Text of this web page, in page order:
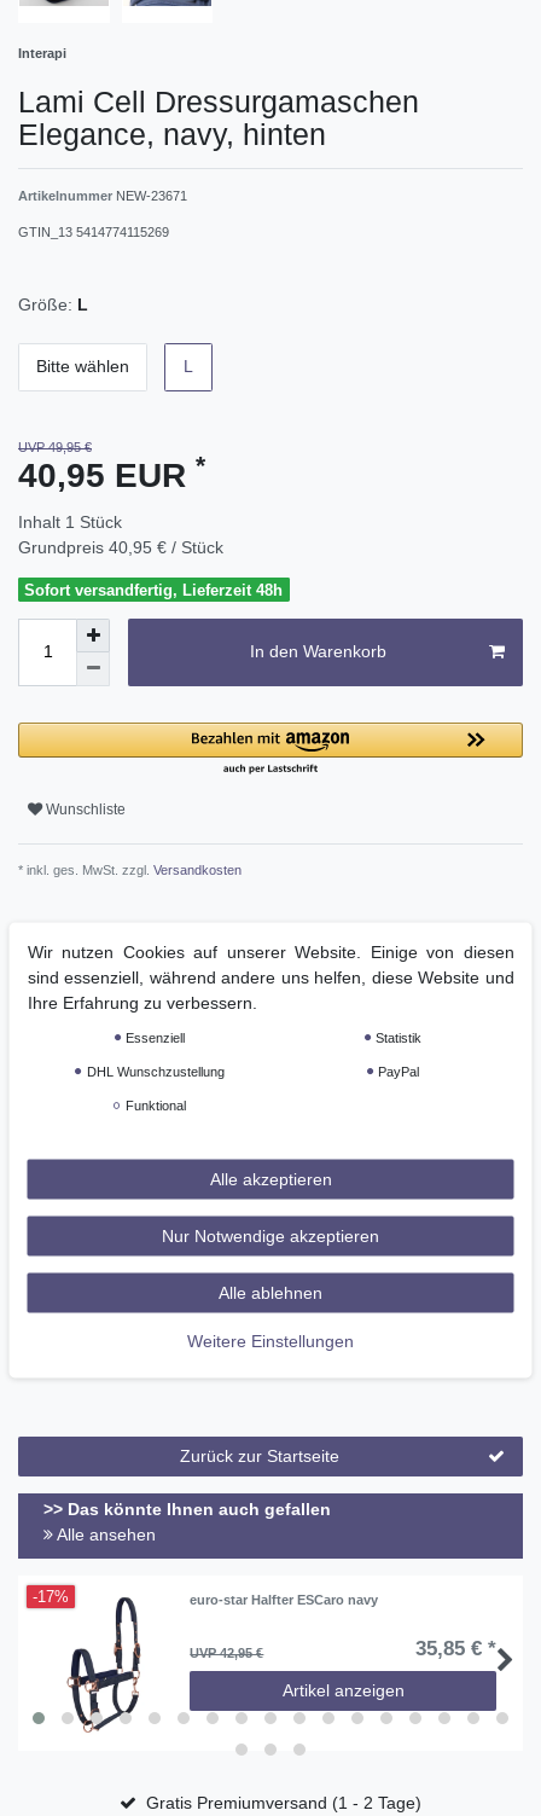
Interapi
Lami Cell Dressurgamaschen
Elegance, navy, hinten
Artikelnummer NEW-23671
GTIN_13 5414774115269
Größe: L
Bitte wählen L
UVP 49,95 €
40,95 EUR *
Inhalt 1 Stück
Grundpreis 40,95 € / Stück
Sofort versandfertig, Lieferzeit 48h
In den Warenkorb
Wunschliste
* inkl. ges. MwSt. zzgl. Versandkosten
Weitere Details
Merkmal
Neu
Altersfreigabe
Ohne Altersbeschränkung
Interapi
Herstellungsland
Deutschland
Inhalt
1 Stück
42010000
Zurück zur Startseite
>> Das könnte Ihnen auch gefallen
Alle ansehen
-17% euro-star Halfter ESCaro navy
UVP 42,95 € 35,85 € *
Artikel anzeigen
Gratis Premiumversand (1 - 2 Tage)
Wir nutzen Cookies auf unserer Website. Einige von diesen
sind essenziell, während andere uns helfen, diese Website und
Ihre Erfahrung zu verbessern.
Essenziell Statistik
DHL Wunschzustellung PayPal
Funktional
Alle akzeptieren
Nur Notwendige akzeptieren
Alle ablehnen
Weitere Einstellungen